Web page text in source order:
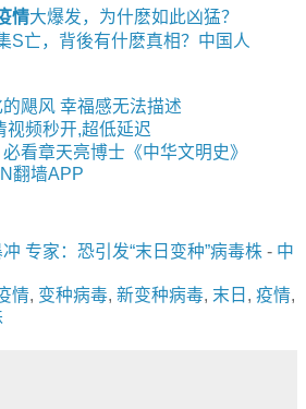
情大爆发，为什麽如此凶猛？
S亡，背後有什麽真相？中国人
飓风 幸福感无法描述
视频秒开,超低延迟
看章天亮博士《中华文明史》
翻墙APP
专家：恐引发“末日变种”病毒株 - 中
情, 变种病毒, 新变种病毒, 末日 , 疫情,